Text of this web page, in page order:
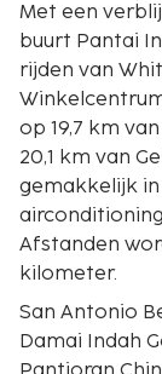
Met een
buurt Pantai
rijden van
Winkelcentrum Central
op 19,7 km
20,1 km van
gemakkelijk
Afstanden
kilometer.
San Antonio
Damai Indah